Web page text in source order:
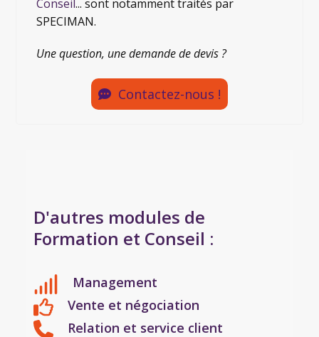
Conseil... sont notamment traités par
SPECIMAN.
Une question, une demande de devis ?
Contactez-nous !
D'autres modules de
Formation et Conseil :
Management
Vente et négociation
Relation et service client